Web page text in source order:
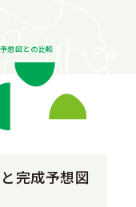
想図との比較
完成予想図